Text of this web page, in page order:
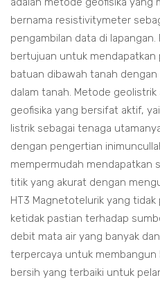
bernama resistivitymeter
pengambilan data di
bertujuan untuk mendapatkan
batuan dibawah tanah dengan
dalam tanah. Metode
geofisika yang bersifat aktif,
listrik sebagai tenaga
dengan pengertian
mempermudah mendapatkan
titik yang akurat dengan
HT3 Magnetotelurik yang
ketidak pastian terhadap
debit mata air yang banyak
terpercaya untuk membangun
bersih yang terbaiki untuk